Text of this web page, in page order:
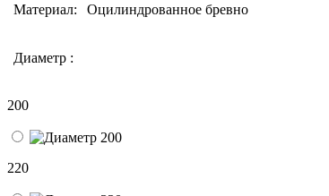
Материал: Оцилиндрованное бревно
Диаметр :
200
220